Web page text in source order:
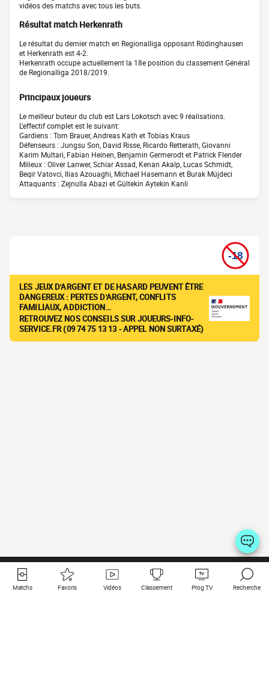
vidéos des matchs avec tous les buts.
Résultat match Herkenrath
Le résultat du dernier match en Regionalliga opposant Rödinghausen
et Herkenrath est 4-2.
Herkenrath occupe actuellement la 18e position du classement Général
de Regionalliga 2018/2019.
Principaux joueurs
Le meilleur buteur du club est Lars Lokotsch avec 9 réalisations.
L'effectif complet est le suivant:
Gardiens : Tom Brauer, Andreas Kath et Tobias Kraus
Défenseurs : Jungsu Son, David Risse, Ricardo Retterath, Giovanni
Karim Multari, Fabian Heinen, Benjamin Germerodt et Patrick Flender
Milieux : Oliver Lanwer, Schiar Assad, Kenan Akalp, Lucas Schmidt,
Beqir Vatovci, Ilias Azouaghi, Michael Hasemann et Burak Müjdeci
Attaquants : Zejnulla Abazi et Gültekin Aytekin Kanli
LES JEUX D'ARGENT ET DE HASARD PEUVENT ÊTRE
DANGEREUX : PERTES D'ARGENT, CONFLITS
FAMILIAUX, ADDICTION…
RETROUVEZ NOS CONSEILS SUR JOUEURS-INFO-
SERVICE.FR (09 74 75 13 13 - APPEL NON SURTAXÉ)
Matchs Favoris Vidéos Classement Prog TV Recherche